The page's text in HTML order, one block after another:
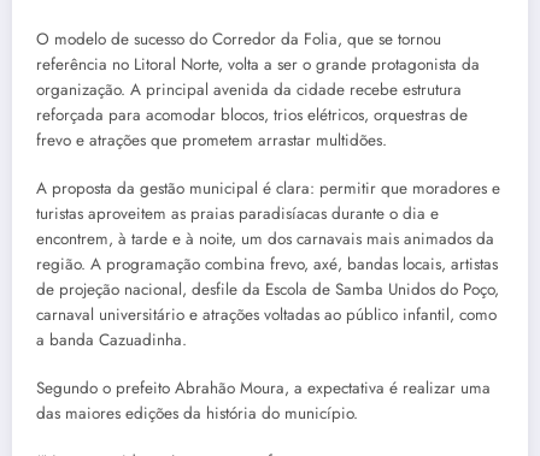
O modelo de sucesso do Corredor da Folia, que se tornou
referência no Litoral Norte, volta a ser o grande protagonista da
organização. A principal avenida da cidade recebe estrutura
reforçada para acomodar blocos, trios elétricos, orquestras de
frevo e atrações que prometem arrastar multidões.
A proposta da gestão municipal é clara: permitir que moradores e
turistas aproveitem as praias paradisíacas durante o dia e
encontrem, à tarde e à noite, um dos carnavais mais animados da
região. A programação combina frevo, axé, bandas locais, artistas
de projeção nacional, desfile da Escola de Samba Unidos do Poço,
carnaval universitário e atrações voltadas ao público infantil, como
a banda Cazuadinha.
Segundo o prefeito Abrahão Moura, a expectativa é realizar uma
das maiores edições da história do município.